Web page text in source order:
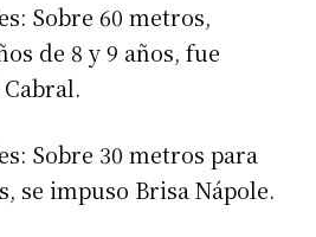
Sobre 60 metros,
de 8 y 9 años, fue
Sobre 30 metros para
se impuso Brisa Nápole.